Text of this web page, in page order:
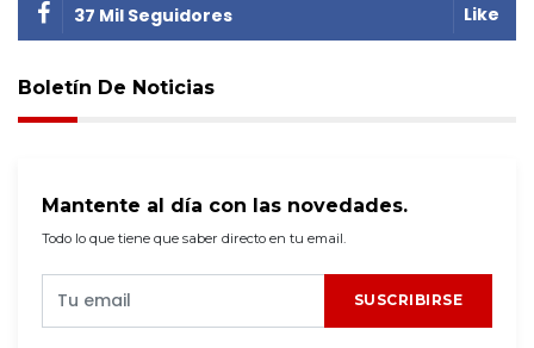
37 Mil Seguidores Like
Boletín De Noticias
Mantente al día con las novedades.
Todo lo que tiene que saber directo en tu email.
SUSCRIBIRSE